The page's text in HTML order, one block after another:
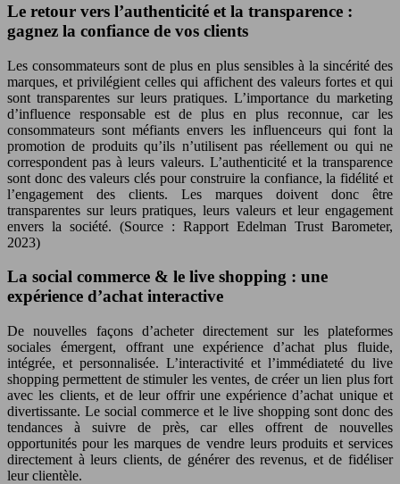
Le retour vers l’authenticité et la transparence :
gagnez la confiance de vos clients
Les consommateurs sont de plus en plus sensibles à la sincérité des
marques, et privilégient celles qui affichent des valeurs fortes et qui
sont transparentes sur leurs pratiques. L’importance du marketing
d’influence responsable est de plus en plus reconnue, car les
consommateurs sont méfiants envers les influenceurs qui font la
promotion de produits qu’ils n’utilisent pas réellement ou qui ne
correspondent pas à leurs valeurs. L’authenticité et la transparence
sont donc des valeurs clés pour construire la confiance, la fidélité et
l’engagement des clients. Les marques doivent donc être
transparentes sur leurs pratiques, leurs valeurs et leur engagement
envers la société. (Source : Rapport Edelman Trust Barometer,
2023)
La social commerce & le live shopping : une
expérience d’achat interactive
De nouvelles façons d’acheter directement sur les plateformes
sociales émergent, offrant une expérience d’achat plus fluide,
intégrée, et personnalisée. L’interactivité et l’immédiateté du live
shopping permettent de stimuler les ventes, de créer un lien plus fort
avec les clients, et de leur offrir une expérience d’achat unique et
divertissante. Le social commerce et le live shopping sont donc des
tendances à suivre de près, car elles offrent de nouvelles
opportunités pour les marques de vendre leurs produits et services
directement à leurs clients, de générer des revenus, et de fidéliser
leur clientèle.